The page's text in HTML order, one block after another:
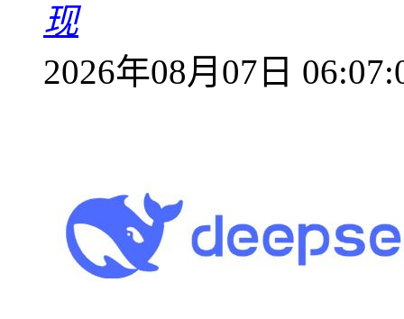
现
2026年08月07日